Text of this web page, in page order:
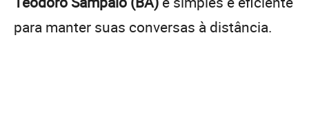
para manter suas conversas à distância.